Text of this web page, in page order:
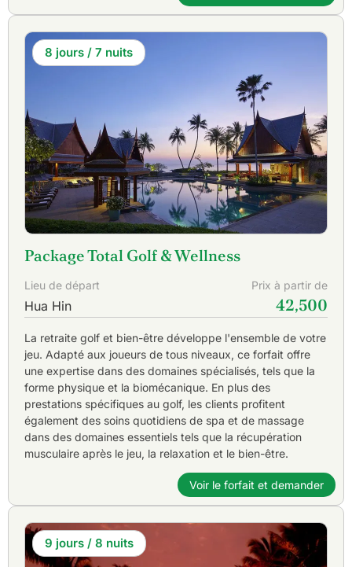
8 jours / 7 nuits
Package Total Golf & Wellness
Lieu de départ Prix à partir de
Hua Hin 42,500
La retraite golf et bien-être développe l'ensemble de votre
jeu. Adapté aux joueurs de tous niveaux, ce forfait offre
une expertise dans des domaines spécialisés, tels que la
forme physique et la biomécanique. En plus des
prestations spécifiques au golf, les clients profitent
également des soins quotidiens de spa et de massage
dans des domaines essentiels tels que la récupération
musculaire après le jeu, la relaxation et le bien-être.
Voir le forfait et demander
9 jours / 8 nuits